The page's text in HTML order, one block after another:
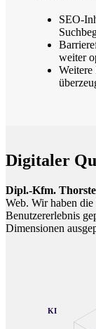
SEO-
weiter
Weitere
Digitaler
Dipl.-Kfm.
Web. Wir haben
Benutzererlebnis
Dimensionen
KI